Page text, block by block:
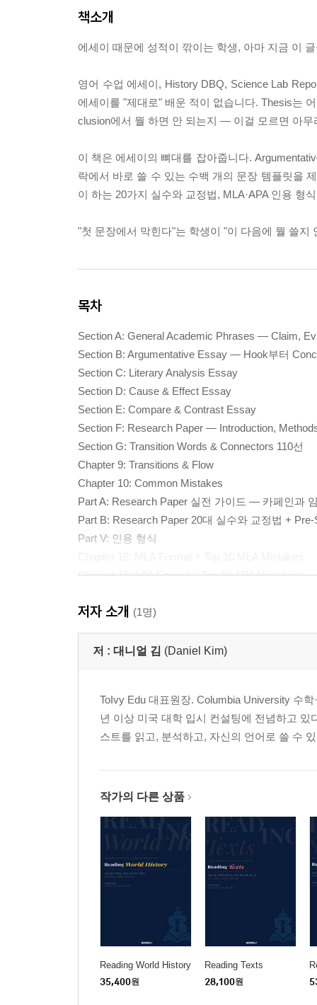
책소개
에세이 때문에 성적이 깎이는 학생, 아마 지금 이
영어 수업 에세이, History DBQ, Science Lab
에세이를 "제대로" 배운 적이 없습니다. Thesis는
clusion에서 뭘 하면 안 되는지 — 이걸 모르면 아
이 책은 에세이의 뼈대를 잡아줍니다.
락에서 바로 쓸 수 있는 수백 개의 문장 템플릿을
이 하는 20가지 실수와 교정법, MLA·APA 인용 형
"첫 문장에서 막힌다"는 학생이 "이 다음에 뭘 쓸지
목차
Section A: General Academic Phrases — Claim,
Section B: Argumentative Essay — Hook부터
Section C: Literary Analysis Essay
Section D: Cause & Effect Essay
Section E: Compare & Contrast Essay
Section F: Research Paper — Introduction,
Section G: Transition Words & Connectors 110선
Chapter 9: Transitions & Flow
Chapter 10: Common Mistakes
Part A: Research Paper 실전 가이드 — 카페인과
Part B: Research Paper 20대 실수와 교정법 +
Part V: 인용 형식
Chapter 19: APA Format + Top 10 APA Mistakes
Chapter 20: Self-Editing Checklist
Chapter 21: Peer Review Guide
Chapter 22: Understanding Rubrics
저자 소개 (1명)
저 : 대니얼 김 (Daniel Kim)
ToIvy Edu 대표원장. Columbia University 수
년 이상 미국 대학 입시 컨설팅에 전념하고
스트를 읽고, 분석하고, 자신의 언어로 쓸 수
작가의 다른 상품
Reading World History
35,400원
Reading Texts
28,100원